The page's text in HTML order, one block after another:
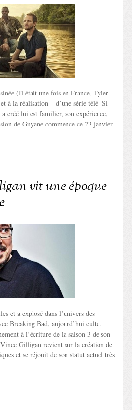
(Il était une fois en France, Tyler
à la réalisation – d’une série télé. Si
créé lui est familier, son expérience,
de Guyane commence ce 23 janvier
vit une époque
et a explosé dans l’univers des
Breaking Bad, aujourd’hui culte.
à l’écriture de la saison 3 de son
Gilligan revient sur la création de
et se réjouit de son statut actuel très